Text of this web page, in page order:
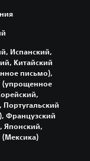
Испанский,
Китайский
письмо),
(упрощенное
Французский
Японский,
(Мексика)